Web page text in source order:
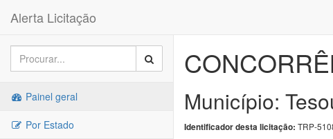
Alerta Licitação
Painel geral
Por Estado
Município:
Identificador desta licitação: TRP-